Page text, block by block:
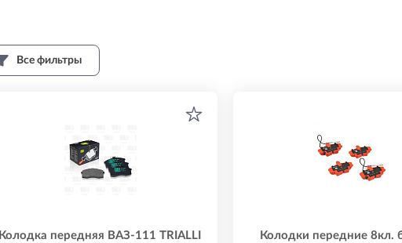
Все фильтры
Колодка передняя ВАЗ-111 TRIALLI
Колодки передние 8кл.